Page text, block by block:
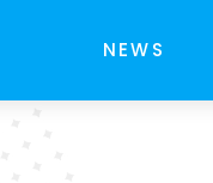
NEWS